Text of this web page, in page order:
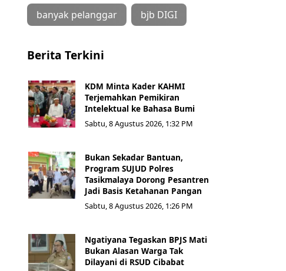
banyak pelanggar bjb DIGI
Berita Terkini
KDM Minta Kader KAHMI
Terjemahkan Pemikiran
Intelektual ke Bahasa Bumi
Sabtu, 8 Agustus 2026, 1:32 PM
Bukan Sekadar Bantuan,
Program SUJUD Polres
Tasikmalaya Dorong Pesantren
Jadi Basis Ketahanan Pangan
Sabtu, 8 Agustus 2026, 1:26 PM
Ngatiyana Tegaskan BPJS Mati
Bukan Alasan Warga Tak
Dilayani di RSUD Cibabat